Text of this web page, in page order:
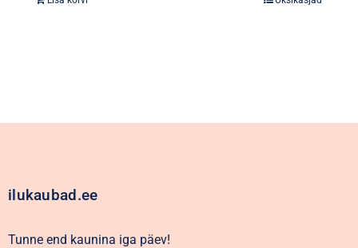
ilukaubad.ee
Tunne end kaunina iga päev!